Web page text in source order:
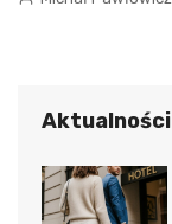
Aktualności